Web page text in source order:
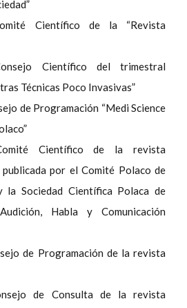
Científico de la “Revista
Científico del trimestral
Técnicas Poco Invasivas”
de Programación “Medi Science
Científico de la revista
publicada por el Comité Polaco de
la Sociedad Científica Polaca de
Habla y Comunicación
de Programación de la revista
de Consulta de la revista